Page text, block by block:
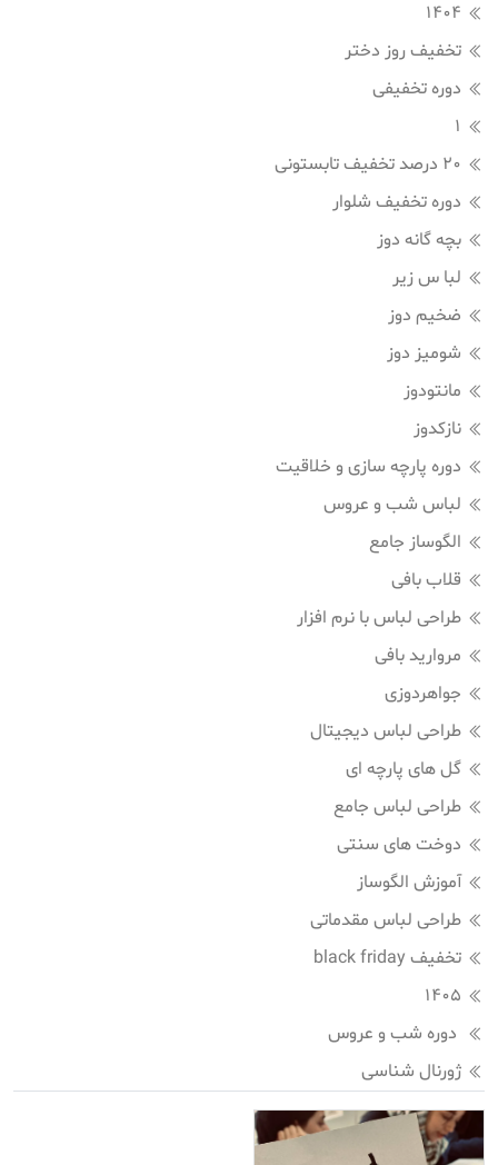
1404
تخفیف روز دختر
دوره تخفیفی
1
20 درصد تخفیف تابستونی
دوره تخفیف شلوار
بچه گانه دوز
لبا س زیر
ضخیم دوز
شومیز دوز
مانتودوز
نازکدوز
دوره پارچه سازی و خلاقیت
لباس شب و عروس
الگوساز جامع
قلاب بافی
طراحی لباس با نرم افزار
مروارید بافی
جواهردوزی
طراحی لباس دیجیتال
گل های پارچه ای
طراحی لباس جامع
دوخت های سنتی
آموزش الگوساز
طراحی لباس مقدماتی
تخفیف black friday
1405
دوره شب و عروس
ژورنال شناسی